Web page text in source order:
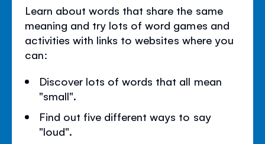
Learn about words that share the same
meaning and try lots of word games and
activities with links to websites where you
can:
Discover lots of words that all mean
"small".
Find out five different ways to say
"loud".